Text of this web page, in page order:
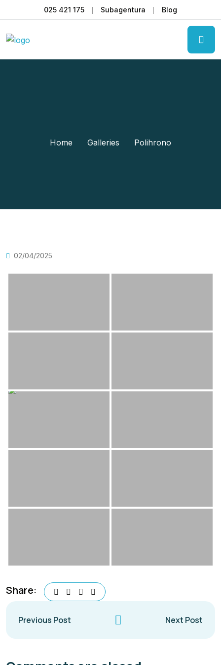
025 421 175 Subagentura Blog
Home Galleries Polihrono
02/04/2025
Share:
Previous Post Next Post